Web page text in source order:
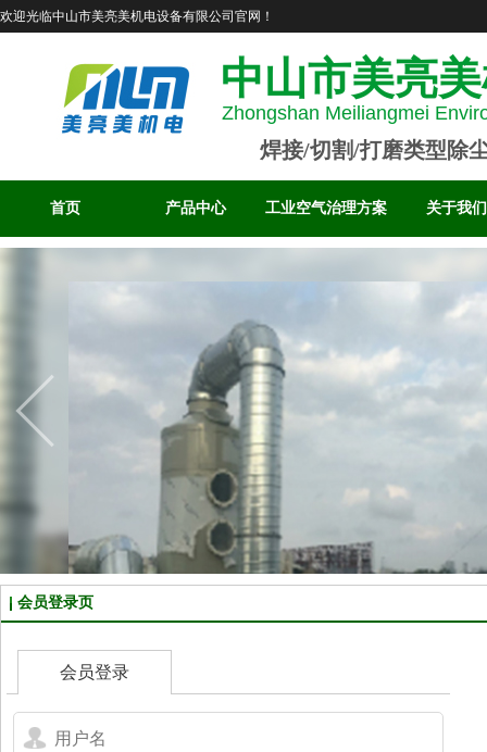
中山市美亮
Zhongshan Meiliangmei
焊接/切割/打磨类型除
欢迎光临中山市美亮美机电设备有限公司官网！
首页 产品中心 工业空气治理方案 关于我们
会员登录页
会员登录